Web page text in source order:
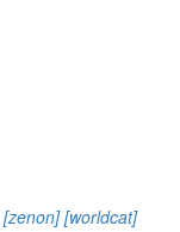
[zenon][worldcat]